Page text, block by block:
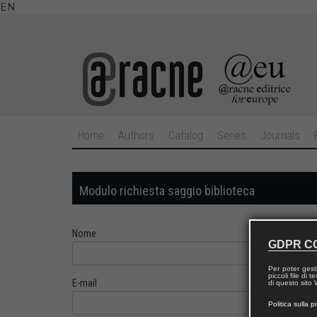
EN
Home Authors Catalog Series Journals
Modulo richiesta saggio biblioteca
Nome
E-mail
GDPR
Per poter
piccoli file di
di questo sito
Politica sulla